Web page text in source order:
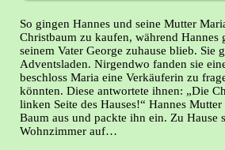
So gingen Hannes und seine Mutter
Christbaum zu kaufen, während Hannes
seinem Vater George zuhause blieb. Sie
Adventsladen. Nirgendwo fanden sie
beschloss Maria eine Verkäuferin zu
könnten. Diese antwortete ihnen: „Die
linken Seite des Hauses!“ Hannes
Baum aus und packte ihn ein. Zu Hause
Wohnzimmer auf